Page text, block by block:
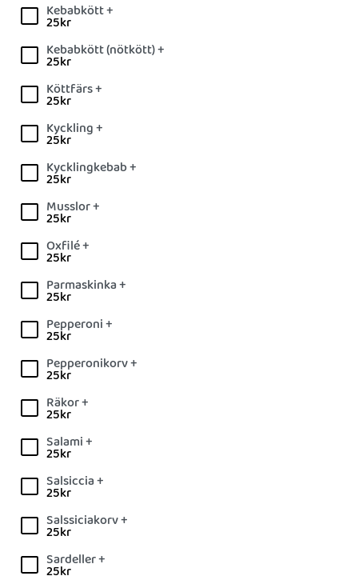
Kebabkött +
25kr
Kebabkött (nötkött) +
25kr
Köttfärs +
25kr
Kyckling +
25kr
Kycklingkebab +
25kr
Musslor +
25kr
Oxfilé +
25kr
Parmaskinka +
25kr
Pepperoni +
25kr
Pepperonikorv +
25kr
Räkor +
25kr
Salami +
25kr
Salsiccia +
25kr
Salssiciakorv +
25kr
Sardeller +
25kr